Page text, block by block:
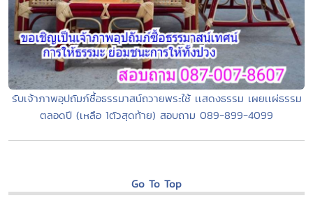
รับเจ้าภาพอุปถัมภ์ซื้อธรรมาสน์ถวายพระใช้ เเสดงธรรม เผยเเผ่ธรรม
ตลอดปี (เหลือ 1ตัวสุดท้าย) สอบถาม 089-899-4099
Go To Top